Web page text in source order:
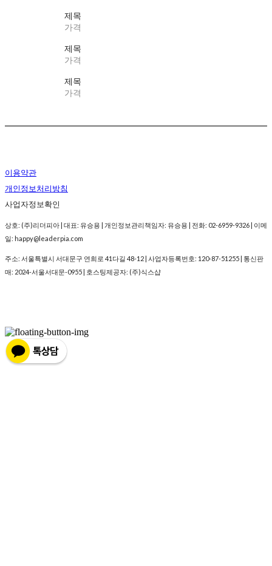
제목
가격
제목
가격
제목
가격
이용약관
개인정보처리방침
사업자정보확인
상호: (주)리더피아 | 대표: 유승용 | 개인정보관리책임자: 유승용 | 전화: 02-6959-9326 | 이메
일: happy@leaderpia.com
주소: 서울특별시 서대문구 연희로 41다길 48-12 | 사업자등록번호: 120-87-51255 | 통신판
매: 2024-서울서대문-0955 | 호스팅제공자: (주)식스샵